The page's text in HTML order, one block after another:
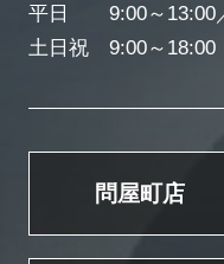
平日 9:00～13:00
土日祝 9:00～18:00
問屋町店